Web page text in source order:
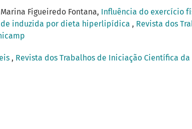
Figueiredo Fontana, Influência do exercício
induzida por dieta hiperlipídica , Revista dos
, Revista dos Trabalhos de Iniciação Científica da